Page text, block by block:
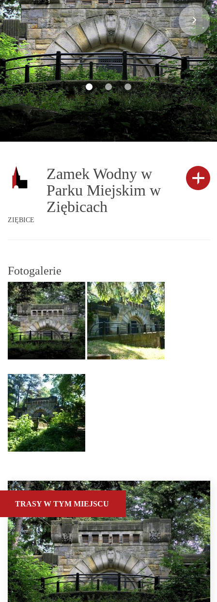
Zamek Wodny w
Parku Miejskim w
Ziębicach
ZIĘBICE
Fotogalerie
TRASY W TYM MIEJSCU